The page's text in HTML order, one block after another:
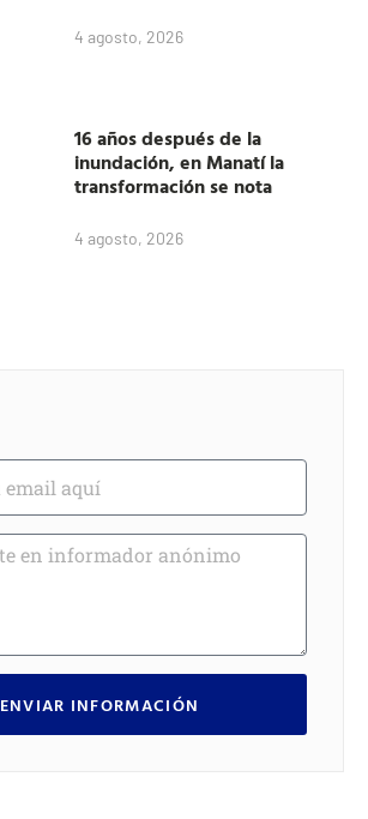
4 agosto, 2026
16 años después de la
inundación, en Manatí la
transformación se nota
4 agosto, 2026
ENVIAR INFORMACIÓN